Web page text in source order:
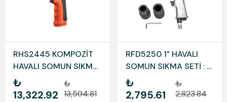
RHS2445 KOMPOZİT
HAVALI SOMUN SIKMA
1" RETTA
₺
13,322.92
₺
13,594.81
RFD5250 1" HAVALI
SOMUN SIKMA SETİ : 2
PÇ RETTA
₺
2,795.61
₺
2,823.84